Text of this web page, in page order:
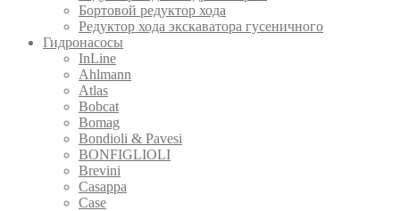
Бортовой редуктор хода
Редуктор хода экскаватора гусеничного
Гидронасосы
InLine
Ahlmann
Atlas
Bobcat
Bomag
Bondioli & Pavesi
BONFIGLIOLI
Brevini
Casappa
Case